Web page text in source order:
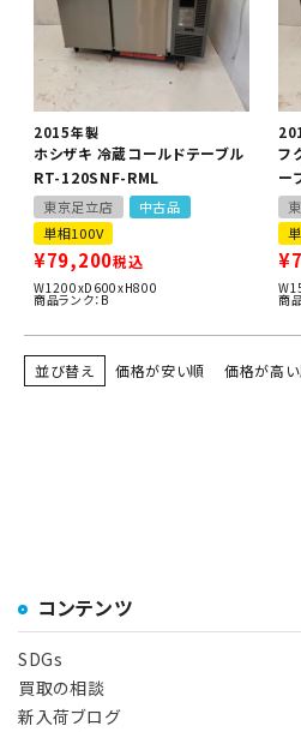
2015年製
ホシザキ 冷蔵コールドテーブル
RT-120SNF-RML
東京足立店
中古品
単相100V
¥79,200税込
W1200xD600xH800
商品ランク：B
フ
ー
¥
商
並び替え 価格が安い順 価格が高
コンテンツ
SDGs
買取の相談
新入荷ブログ